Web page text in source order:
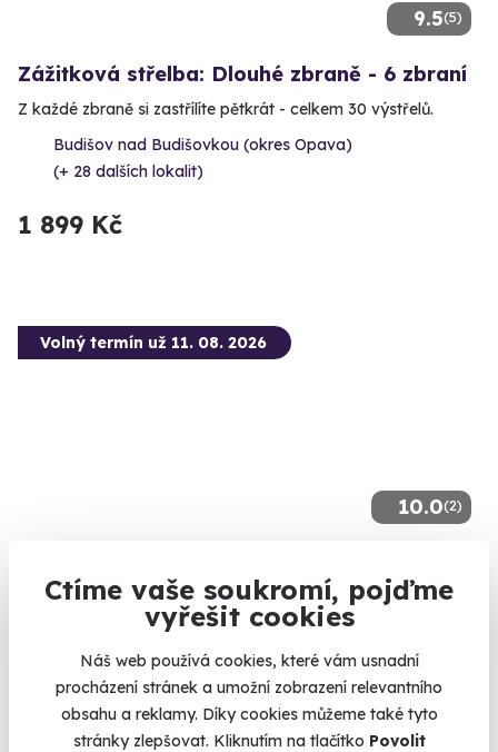
Ctíme vaše soukromí, pojďme
vyřešit cookies
Náš web používá cookies, které vám usnadní
procházení stránek a umožní zobrazení relevantního
obsahu a reklamy. Díky cookies můžeme také tyto
stránky zlepšovat. Kliknutím na tlačítko Povolit
9.5(5)
Zážitková střelba: Dlouhé zbraně - 6 zbraní
Z každé zbraně si zastřílíte pětkrát - celkem 30 výstřelů.
Budišov nad Budišovkou (okres Opava)
(+ 28 dalších lokalit)
1 899 Kč
10.0(2)
Volný termín už 11. 08. 2026
Čeká vás 60 výstřelů!
Budišov nad Budišovkou (okres Opava)
(+ 28 dalších lokalit)
3 599 Kč